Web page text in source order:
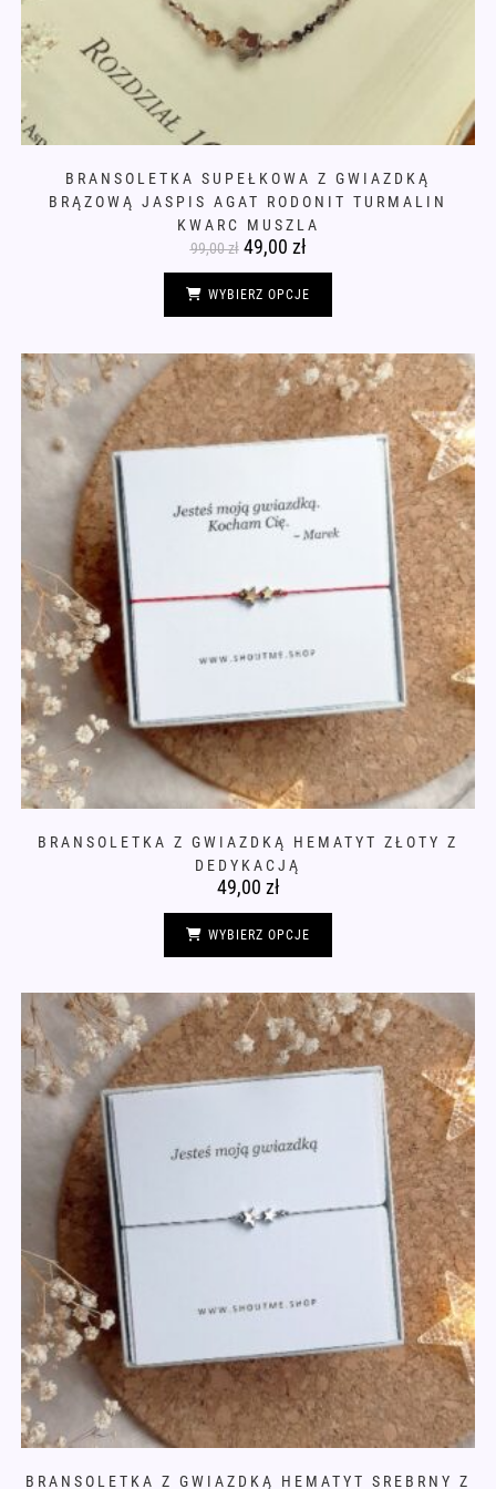
BRANSOLETKA SUPEŁKOWA Z GWIAZDKĄ
BRĄZOWĄ JASPIS AGAT RODONIT TURMALIN
KWARC MUSZLA
99,00zł Pierwotna
cena
wynosiła:
99,00 zł.
49,00 złAktualna
wynosi:
49,00 zł.
WYBIERZ OPCJE
Opcje
można
wybrać
na
stronie
produktu
BRANSOLETKA Z GWIAZDKĄ HEMATYT ZŁOTY Z
DEDYKACJĄ
49,00 zł
WYBIERZ OPCJE
Opcje
można
wybrać
na
stronie
produktu
BRANSOLETKA Z GWIAZDKĄ HEMATYT SREBRNY Z